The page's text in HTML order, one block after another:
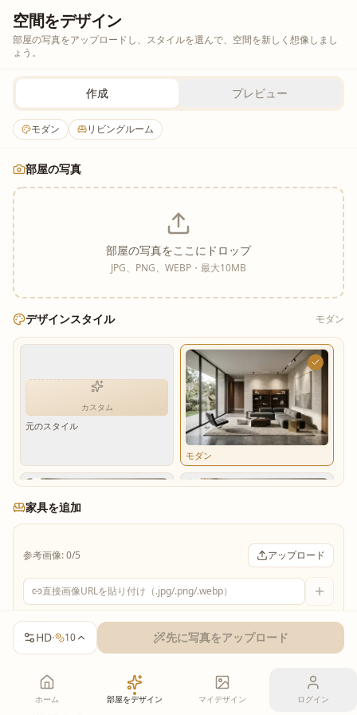
ホーム 部屋をデザイン マイデザイン ログイン
空間をデザイン
部屋の写真をアップロードし、スタイルを選んで、空間を新しく想像しまし
ょう。
作成 プレビュー
モダン リビングルーム
部屋の写真
部屋の写真をここにドロップ
JPG、PNG、WEBP・最大10MB
デザインスタイル モダン
カスタム
元のスタイル
モダン
ミニマル
家具を追加
参考画像: 0/5 アップロード
家具プロンプト
HD· 10 先に写真をアップロード